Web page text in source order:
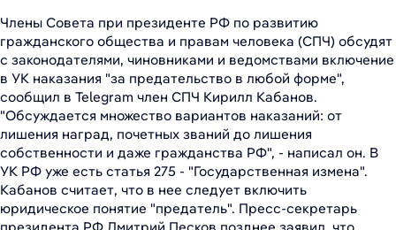
Члены Совета при президенте РФ по развитию
гражданского общества и правам человека (СПЧ) обсудят
с законодателями, чиновниками и ведомствами включение
в УК наказания "за предательство в любой форме",
сообщил в Telegram член СПЧ Кирилл Кабанов.
"Обсуждается множество вариантов наказаний: от
лишения наград, почетных званий до лишения
собственности и даже гражданства РФ", - написал он. В
УК РФ уже есть статья 275 - "Государственная измена".
Кабанов считает, что в нее следует включить
юридическое понятие "предатель". Пресс-секретарь